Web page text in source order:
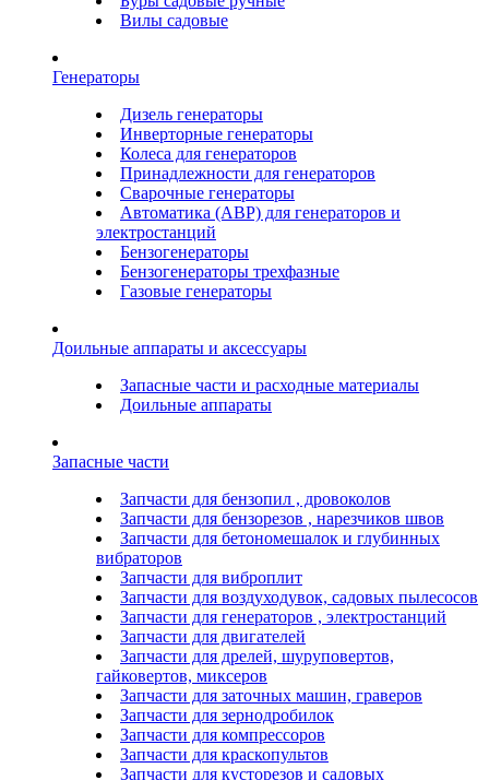
Вилы садовые
Генераторы
Дизель генераторы
Инверторные генераторы
Колеса для генераторов
Принадлежности для генераторов
Сварочные генераторы
Автоматика (АВР) для генераторов и
электростанций
Бензогенераторы
Бензогенераторы трехфазные
Газовые генераторы
Доильные аппараты и аксессуары
Запасные части и расходные материалы
Доильные аппараты
Запасные части
Запчасти для бензопил , дровоколов
Запчасти для бензорезов , нарезчиков швов
Запчасти для бетономешалок и глубинных
вибраторов
Запчасти для виброплит
Запчасти для воздуходувок, садовых пылесосов
Запчасти для генераторов , электростанций
Запчасти для двигателей
Запчасти для дрелей, шуруповертов,
гайковертов, миксеров
Запчасти для заточных машин, граверов
Запчасти для зернодробилок
Запчасти для компрессоров
Запчасти для краскопультов
Запчасти для кусторезов и садовых